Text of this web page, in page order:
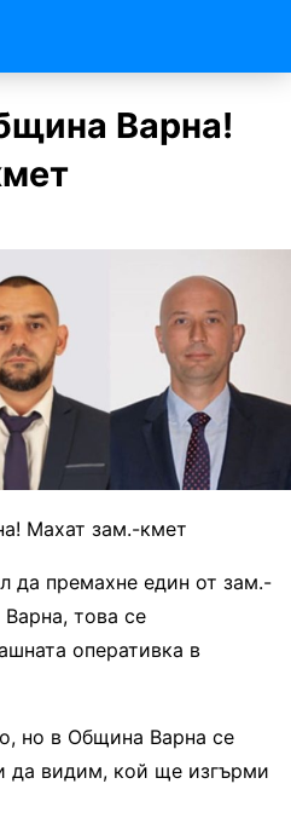
Варна!
Махат зам.-кмет
да премахне един от зам.-
това се
оперативка в
но в Община Варна се
да видим, кой ще изгърми